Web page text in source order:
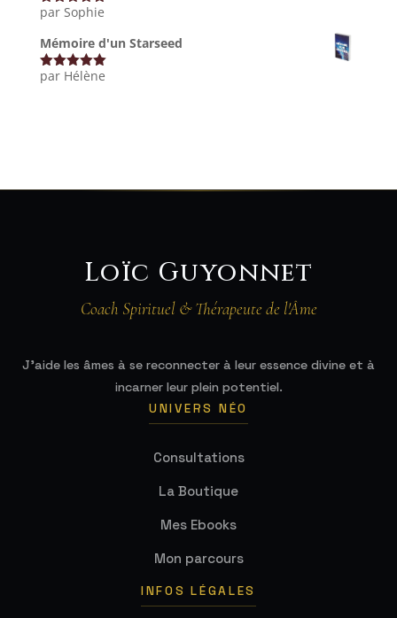
Note5sur
par Sophie
Mémoire d'un Starseed
Note5sur
par Hélène
Loïc Guyonnet
Coach Spirituel & Thérapeute de l'Âme
J'aide les âmes à se reconnecter à leur essence divine et à
incarner leur plein potentiel.
UNIVERS NÉO
Consultations
La Boutique
Mes Ebooks
Mon parcours
INFOS LÉGALES